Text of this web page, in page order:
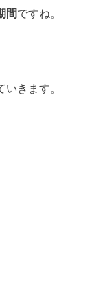
間ですね。
きます。